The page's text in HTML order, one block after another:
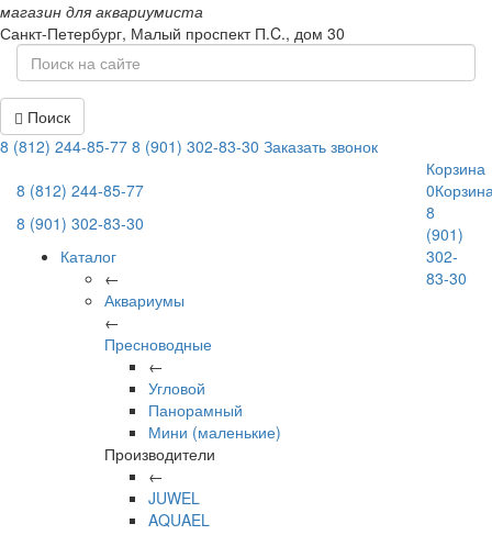
магазин для аквариумиста
Санкт-Петербург, Малый проспект П.C., дом 30
Поиск
8 (812) 244-85-77 8 (901) 302-83-30 Заказать звонок
8 (812) 244-85-77
8 (901) 302-83-30
Каталог
←
Аквариумы
←
Пресноводные
←
Угловой
Панорамный
Мини (маленькие)
Производители
←
JUWEL
AQUAEL
Корзина
0
8
(901)
302-
83-30